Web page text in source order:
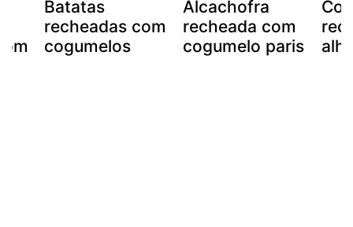
Batatas
recheadas com
cogumelos
Alcachofra
recheada com
cogumelo paris